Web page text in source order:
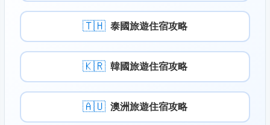
🇹🇭 泰國旅遊住宿攻略
🇰🇷 韓國旅遊住宿攻略
🇦🇺 澳洲旅遊住宿攻略